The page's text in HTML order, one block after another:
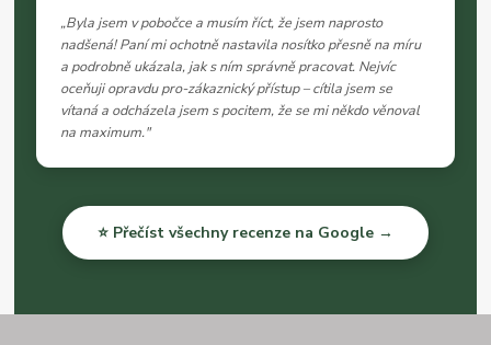
„Byla jsem v pobočce a musím říct, že jsem naprosto
nadšená! Paní mi ochotně nastavila nosítko přesně na míru
a podrobně ukázala, jak s ním správně pracovat. Nejvíc
oceňuji opravdu pro-zákaznický přístup – cítila jsem se
vítaná a odcházela jsem s pocitem, že se mi někdo věnoval
na maximum."
⭐ Přečíst všechny recenze na Google →